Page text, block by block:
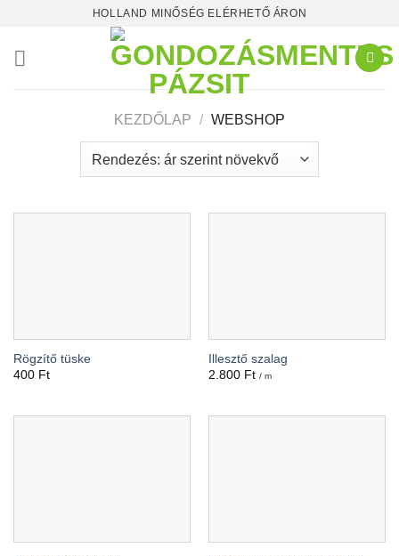
content
HOLLAND MINŐSÉG ELÉRHETŐ ÁRON
KEZDŐLAP / WEBSHOP
Rögzítő tüske
400 Ft
Illesztő szalag
2.800 Ft / m